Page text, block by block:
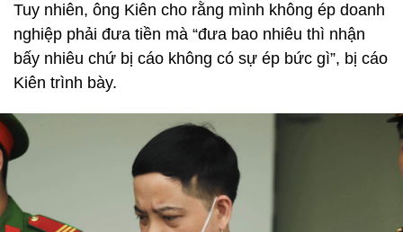
Tuy nhiên, ông Kiên cho rằng mình không ép doanh
nghiệp phải đưa tiền mà “đưa bao nhiêu thì nhận
bấy nhiêu chứ bị cáo không có sự ép bức gì”, bị cáo
Kiên trình bày.